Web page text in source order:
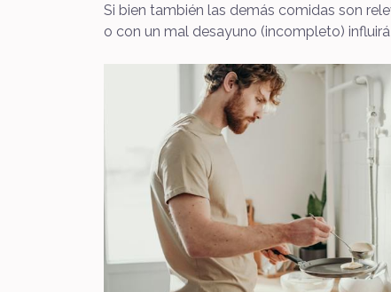
Si bien también las demás comidas son
o con un mal desayuno (incompleto)